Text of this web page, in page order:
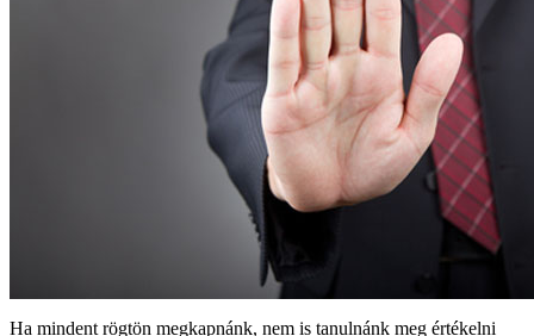
Ha mindent rögtön megkapnánk, nem is tanulnánk meg értékelni